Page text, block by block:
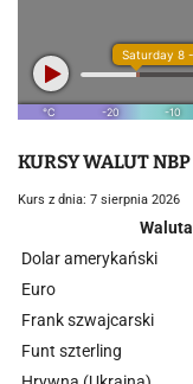
KURSY WALUT NBP
Kurs z dnia: 7 sierpnia 2026
Waluta
Dolar amerykański
Euro
Frank szwajcarski
Funt szterling